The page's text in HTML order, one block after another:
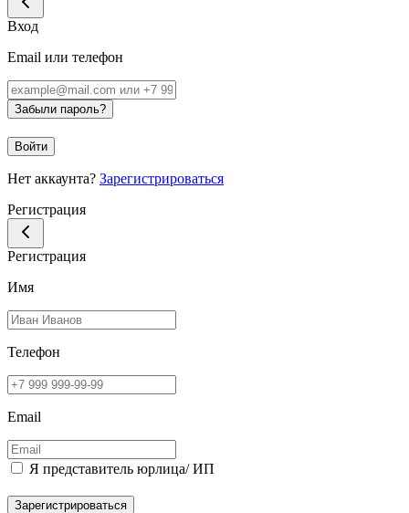
Вход
Email или телефон
Забыли пароль?
Войти
Нет аккаунта? Зарегистрироваться
Регистрация
Регистрация
Имя
Телефон
Email
Я представитель юрлица/ ИП
Зарегистрироваться